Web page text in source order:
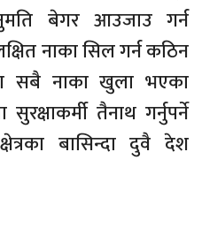
बेगर आउजाउ गर्न
नाका सिल गर्न कठिन
सबै नाका खुला भएका
तैनाथ गर्नुपर्ने
बासिन्दा दुवै देश